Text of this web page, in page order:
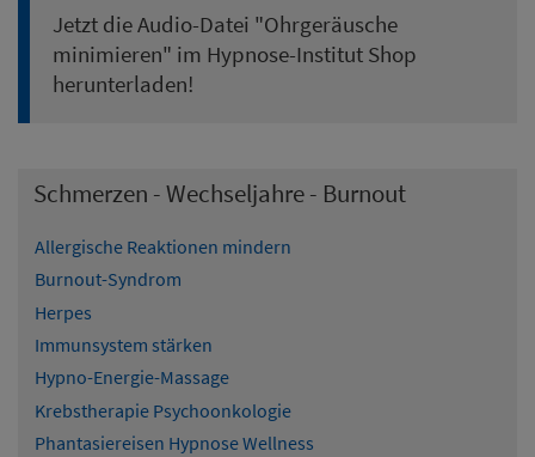
Jetzt die Audio-Datei "Ohrgeräusche
minimieren" im Hypnose-Institut Shop
herunterladen!
Schmerzen - Wechseljahre - Burnout
Allergische Reaktionen mindern
Burnout-Syndrom
Herpes
Immunsystem stärken
Hypno-Energie-Massage
Krebstherapie Psychoonkologie
Phantasiereisen Hypnose Wellness